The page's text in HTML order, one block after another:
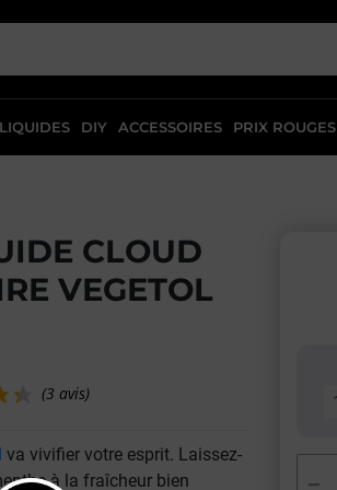
DIY ACCESSOIRES PRIX ROUGES
CLOUD
VEGETOL
(3 avis)
va vivifier votre esprit. Laissez-
à la fraîcheur bien